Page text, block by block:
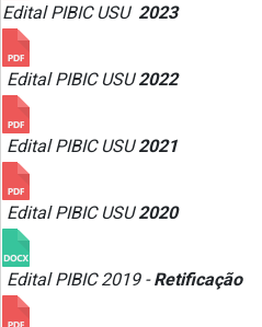
Edital PIBIC USU 2023
Edital PIBIC USU2022
Edital PIBIC USU2021
Edital PIBIC USU2020
Edital PIBIC 2019 -Retificação